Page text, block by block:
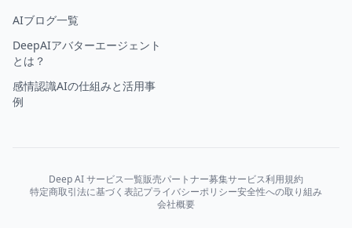
AIブログ一覧
DeepAIアバターエージェント
とは？
感情認識AIの仕組みと活用事
例
Deep AI サービス一覧販売パートナー募集サービス利用規約
特定商取引法に基づく表記プライバシーポリシー安全性への取り組み
会社概要